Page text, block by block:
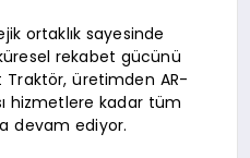
ortaklık sayesinde
rekabet gücünü
Traktör, üretimden AR-
hizmetlere kadar tüm
devam ediyor.